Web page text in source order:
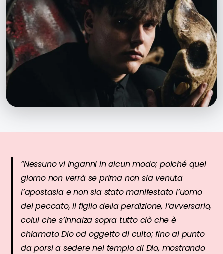
“Nessuno vi inganni in alcun modo; poiché quel
giorno non verrà se prima non sia venuta
l’apostasia e non sia stato manifestato l’uomo
del peccato, il figlio della perdizione, l’avversario,
colui che s’innalza sopra tutto ciò che è
chiamato Dio od oggetto di culto; fino al punto
da porsi a sedere nel tempio di Dio, mostrando